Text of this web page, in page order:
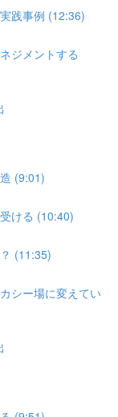
践事例 (12:36)
ジメントする
(9:01)
ける (10:40)
(11:35)
シー場に変えてい